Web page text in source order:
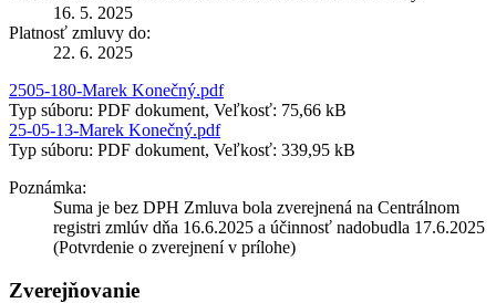
16. 5. 2025
Platnosť zmluvy do:
22. 6. 2025
2505-180-Marek Konečný.pdf
Typ súboru: PDF dokument, Veľkosť: 75,66 kB
25-05-13-Marek Konečný.pdf
Typ súboru: PDF dokument, Veľkosť: 339,95 kB
Poznámka:
Suma je bez DPH Zmluva bola zverejnená na Centrálnom
registri zmlúv dňa 16.6.2025 a účinnosť nadobudla 17.6.2025
(Potvrdenie o zverejnení v prílohe)
Zverejňovanie